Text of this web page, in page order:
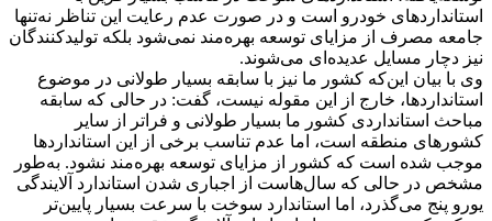
استانداردهای خودرو است و در صورت عدم رعایت این تناظر نه‌تنها
جامعه مصرف از مزایای توسعه بهره‌مند نمی‌شود بلکه تولیدکنندگان
نیز دچار مسایل عدیده‌ای می‌شوند.
وی با بیان این‌که کشور ما نیز با سابقه بسیار طولانی در موضوع
استانداردها، خارج از این مقوله نیست، گفت: در حالی که سابقه
مباحث استانداردی کشور ما بسیار طولانی و فراتر از سایر
کشورهای منطقه است، اما عدم تناسب برخی از این استانداردها
موجب شده است که کشور از مزایای توسعه بهره‌مند نشود. به‌طور
مشخص در حالی که سال‌هاست از اجباری شدن استاندارد آلایندگی
یورو پنج می‌گذرد، اما استاندارد سوخت با سرعت بسیار پایین‌تر